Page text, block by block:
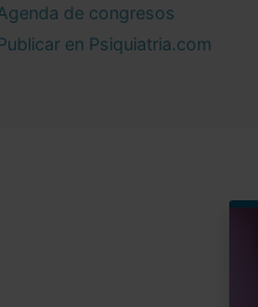
de congresos
en Psiquiatria.com